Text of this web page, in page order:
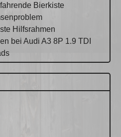
Bierkiste
Hilfsrahmen
bei Audi A3 8P 1.9 TDI